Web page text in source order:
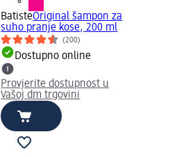
BatisteOriginal šampon za
suho pranje kose, 200 ml
(200)
Dostupno online
Provjerite dostupnost u
Vašoj dm trgovini